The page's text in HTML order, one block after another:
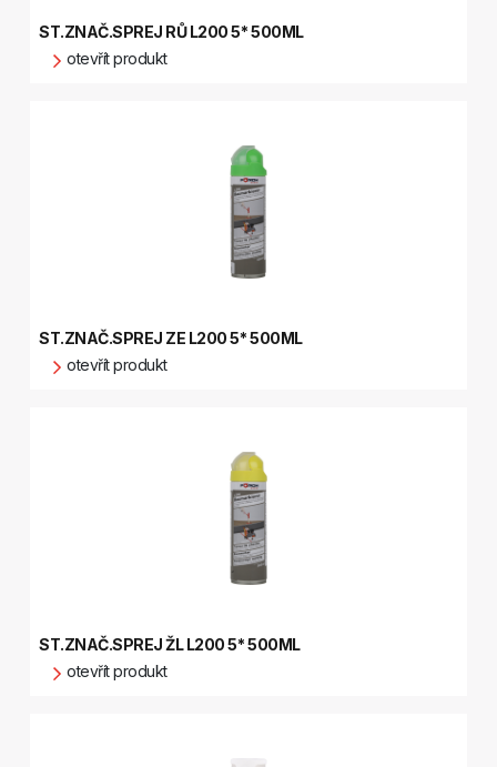
ST.ZNAČ.SPREJ RŮ L200 5* 500ML
otevřít produkt
ST.ZNAČ.SPREJ ZE L200 5* 500ML
otevřít produkt
ST.ZNAČ.SPREJ ŽL L200 5* 500ML
otevřít produkt